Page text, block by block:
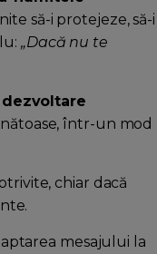
să-i protejeze, să-i
„Dacă nu te
dezvoltare
într-un mod
chiar dacă
mesajului la